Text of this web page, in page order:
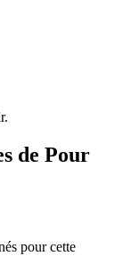
de Pour
pour cette